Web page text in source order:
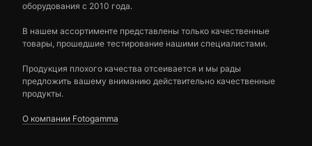
оборудования с 2010 года.
В нашем ассортименте представлены только качественные
товары, прошедшие тестирование нашими специалистами.
Продукция плохого качества отсеивается и мы рады
предложить вашему вниманию действительно качественные
продукты.
О компании Fotogamma